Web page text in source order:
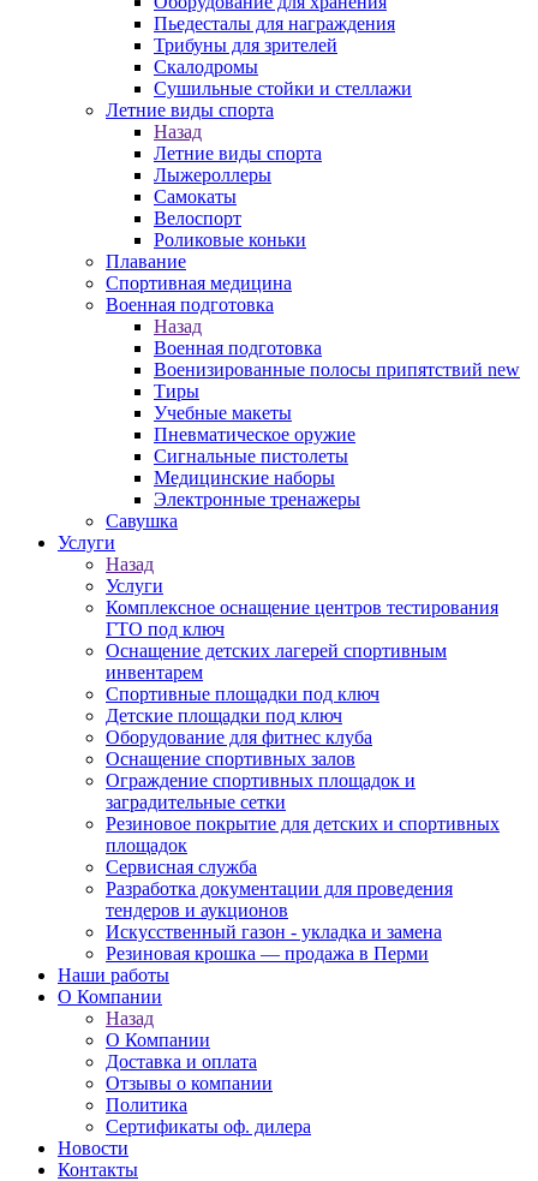
Пьедесталы для награждения
Трибуны для зрителей
Скалодромы
Сушильные стойки и стеллажи
Летние виды спорта
Назад
Летние виды спорта
Лыжероллеры
Самокаты
Велоспорт
Роликовые коньки
Плавание
Спортивная медицина
Военная подготовка
Назад
Военная подготовка
Военизированные полосы припятствий new
Тиры
Учебные макеты
Пневматическое оружие
Сигнальные пистолеты
Медицинские наборы
Электронные тренажеры
Савушка
Услуги
Назад
Услуги
Комплексное оснащение центров тестирования
ГТО под ключ
Оснащение детских лагерей спортивным
инвентарем
Спортивные площадки под ключ
Детские площадки под ключ
Оборудование для фитнес клуба
Оснащение спортивных залов
Ограждение спортивных площадок и
заградительные сетки
Резиновое покрытие для детских и спортивных
площадок
Сервисная служба
Разработка документации для проведения
тендеров и аукционов
Искусственный газон - укладка и замена
Резиновая крошка — продажа в Перми
Наши работы
О Компании
Назад
О Компании
Доставка и оплата
Отзывы о компании
Политика
Сертификаты оф. дилера
Новости
Контакты